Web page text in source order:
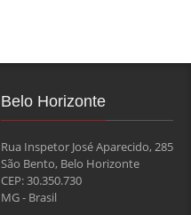
Belo Horizonte
Rua Inspetor José Aparecido, 285
São Bento, Belo Horizonte
CEP: 30.350.730
MG - Brasil